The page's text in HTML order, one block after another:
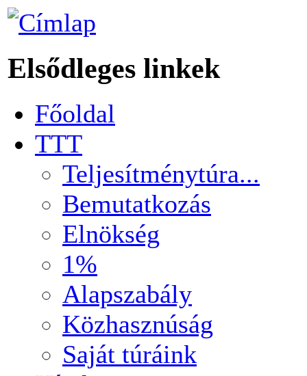
Elsődleges linkek
Főoldal
TTT
Teljesítménytúra...
Bemutatkozás
Elnökség
1%
Alapszabály
Közhasznúság
Saját túráink